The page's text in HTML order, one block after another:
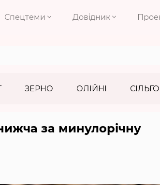
Спецтеми Довідник
ЗЕРНО ОЛІЙНІ
за минулорічну